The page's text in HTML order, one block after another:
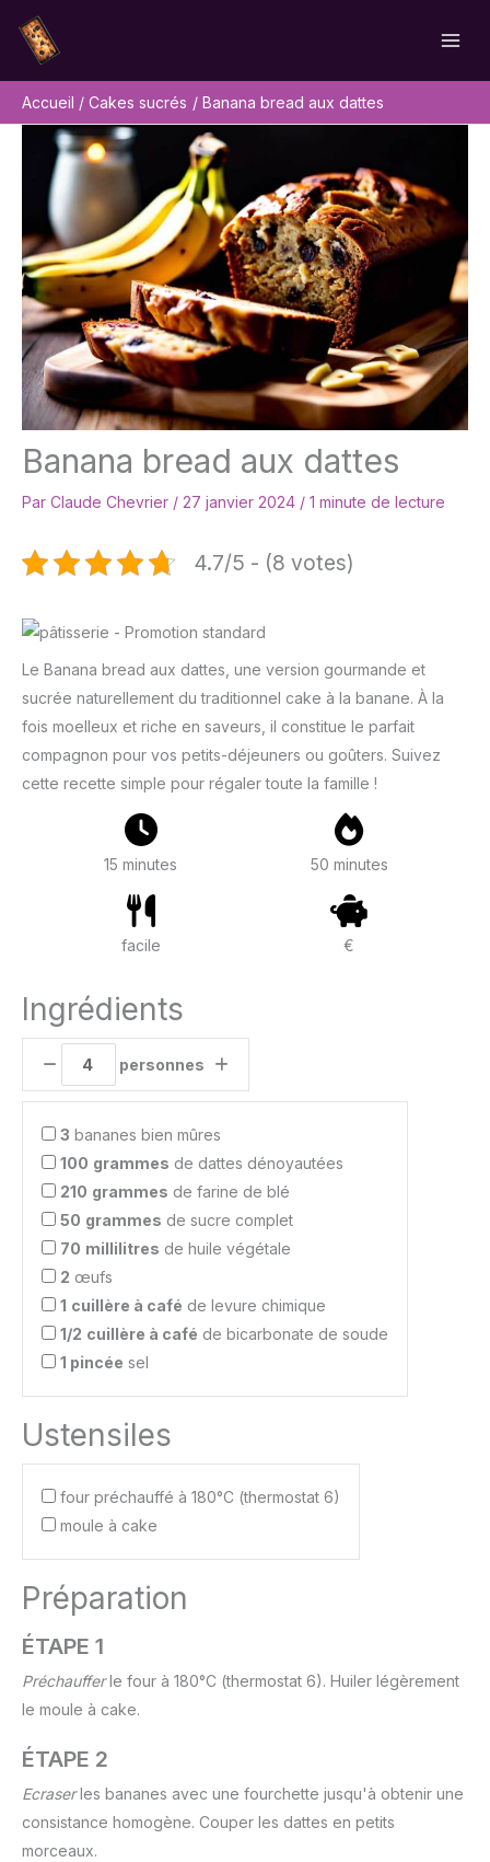
contenu
Accueil
Cakes sucrés Banana bread aux dattes
Banana bread aux dattes
Par Claude Chevrier / 27 janvier 2024 / 1 minute de lecture
4.7/5 - (8 votes)
Le Banana bread aux dattes, une version gourmande et
sucrée naturellement du traditionnel cake à la banane. À la
fois moelleux et riche en saveurs, il constitue le parfait
compagnon pour vos petits-déjeuners ou goûters. Suivez
cette recette simple pour régaler toute la famille !
15 minutes 50 minutes
facile €
Ingrédients
personnes
3 bananes bien mûres
100 grammes de dattes dénoyautées
210 grammes de farine de blé
50 grammes de sucre complet
70 millilitres de huile végétale
2 œufs
1 cuillère à café de levure chimique
1/2 cuillère à café de bicarbonate de soude
1 pincée sel
Ustensiles
four préchauffé à 180°C (thermostat 6)
moule à cake
Préparation
ÉTAPE 1
Préchaufferle four à 180°C (thermostat 6). Huiler légèrement
le moule à cake.
ÉTAPE 2
Ecraserles bananes avec une fourchette jusqu'à obtenir une
consistance homogène. Couper les dattes en petits
morceaux.
Rechercher